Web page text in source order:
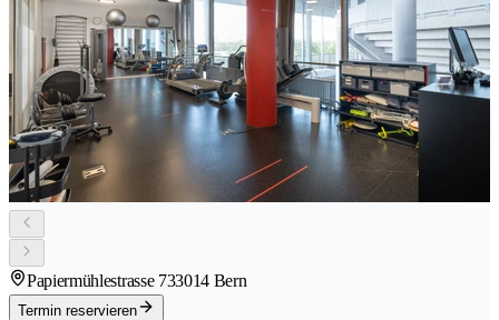
Papiermühlestrasse 733014 Bern
Termin reservieren